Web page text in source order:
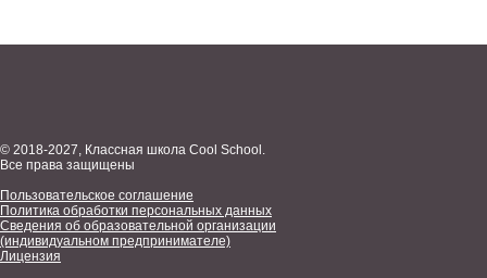
© 2018-2027, Классная школа Cool School.
Все права защищены
Пользовательское соглашение
Политика обработки персональных данных
Сведения об образовательной организации
(индивидуальном предпринимателе)
Лицензия